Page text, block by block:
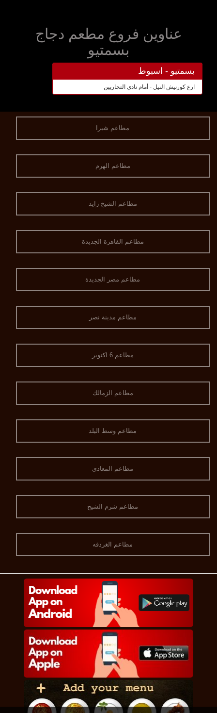
عناوين فروع مطعم دجاج
بسمتيو
بسمتيو - اسيوط
ارع كورنيش النيل - أمام نادي التجاريين
مطاعم شبرا
مطاعم الهرم
مطاعم الشيخ زايد
مطاعم القاهرة الجديدة
مطاعم مصر الجديدة
مطاعم مدينة نصر
مطاعم 6 اكتوبر
مطاعم الزمالك
مطاعم وسط البلد
مطاعم المعادي
مطاعم شرم الشيخ
مطاعم الغردقه